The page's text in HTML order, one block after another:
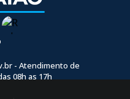
- Atendimento de
08h as 17h